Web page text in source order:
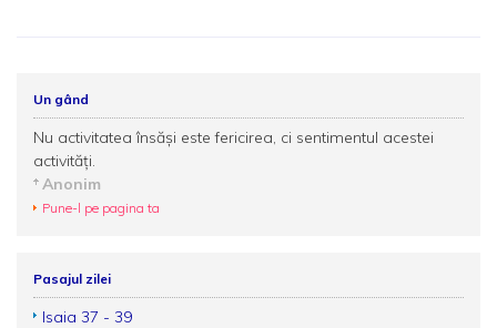
Un gând
Nu activitatea însăşi este fericirea, ci sentimentul acestei
activităţi.
Anonim
Pune-l pe pagina ta
Pasajul zilei
Isaia 37 - 39